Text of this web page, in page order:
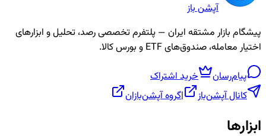
آپشن باز
پیشگام بازار مشتقه ایران — پلتفرم تخصصی رصد، تحلیل و ابزارهای
اختیار معامله، صندوق‌های ETF و بورس کالا.
پیام‌رسان
خرید اشتراک
کانال آپشن‌باز
|گروه آپشن‌بازان
ابزارها